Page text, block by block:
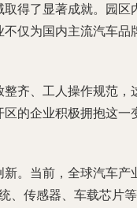
得了显著成就。园
仅为国内主流汽车
齐、工人操作规范
的企业积极拥抱这
。当前，全球汽车
传感器、车载芯片